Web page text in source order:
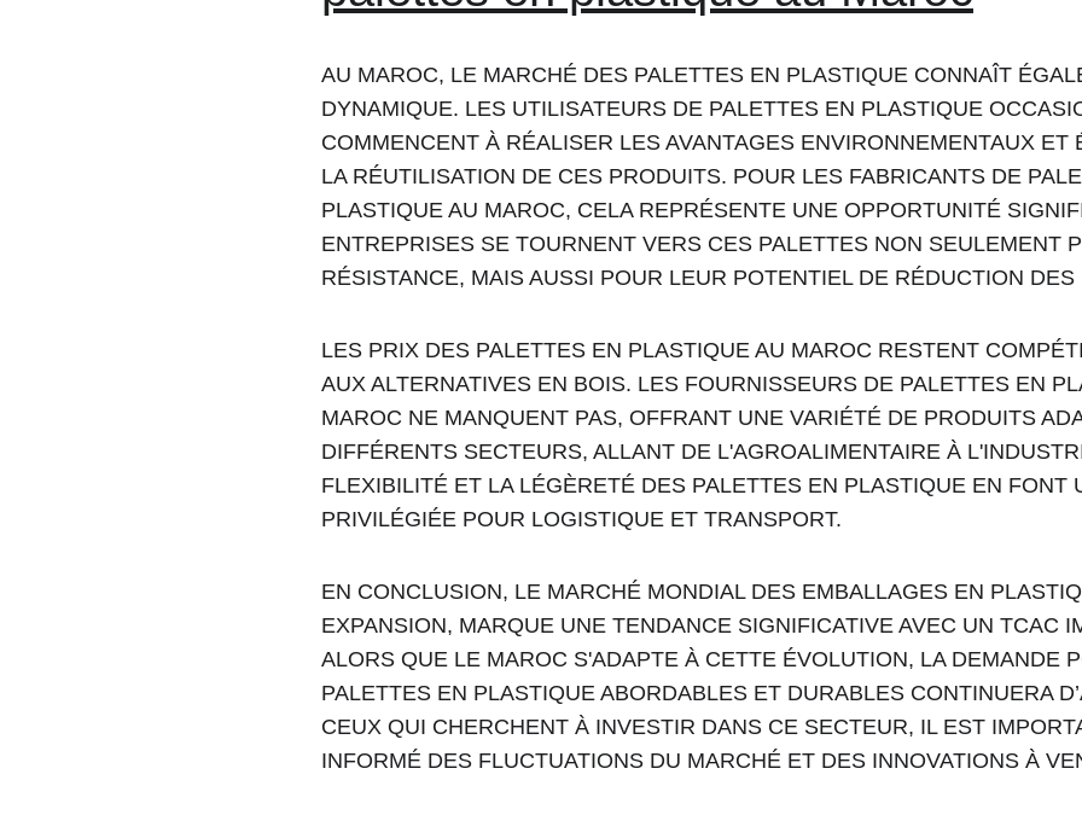
AU MAROC, LE MARCHÉ DES PALETTES EN PLASTIQUE CONNAÎT
DYNAMIQUE. LES UTILISATEURS DE PALETTES EN PLASTIQUE
COMMENCENT À RÉALISER LES AVANTAGES ENVIRONNEMENTAUX
LA RÉUTILISATION DE CES PRODUITS. POUR LES FABRICANTS DE
PLASTIQUE AU MAROC, CELA REPRÉSENTE UNE OPPORTUNITÉ
ENTREPRISES SE TOURNENT VERS CES PALETTES NON SEULEMENT
RÉSISTANCE, MAIS AUSSI POUR LEUR POTENTIEL DE RÉDUCTION DES
LES PRIX DES PALETTES EN PLASTIQUE AU MAROC RESTENT
AUX ALTERNATIVES EN BOIS. LES FOURNISSEURS DE PALETTES EN
MAROC NE MANQUENT PAS, OFFRANT UNE VARIÉTÉ DE PRODUITS
DIFFÉRENTS SECTEURS, ALLANT DE L'AGROALIMENTAIRE À
FLEXIBILITÉ ET LA LÉGÈRETÉ DES PALETTES EN PLASTIQUE EN FONT
PRIVILÉGIÉE POUR LOGISTIQUE ET TRANSPORT.
EN CONCLUSION, LE MARCHÉ MONDIAL DES EMBALLAGES EN
EXPANSION, MARQUE UNE TENDANCE SIGNIFICATIVE AVEC UN TCAC
ALORS QUE LE MAROC S'ADAPTE À CETTE ÉVOLUTION, LA DEMANDE
PALETTES EN PLASTIQUE ABORDABLES ET DURABLES CONTINUERA
CEUX QUI CHERCHENT À INVESTIR DANS CE SECTEUR, IL EST
INFORMÉ DES FLUCTUATIONS DU MARCHÉ ET DES INNOVATIONS À